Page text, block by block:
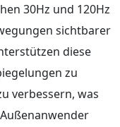
30Hz und 120Hz
sichtbarer
diese
zu
verbessern, was